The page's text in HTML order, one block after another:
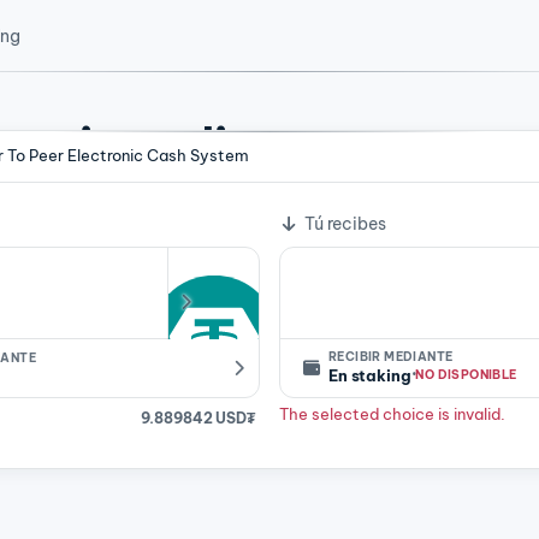
cripto directamente
Peer Electronic Cash System
9.889842 USD₮
Tú recibes
RECIBIR MEDIANTE
En staking·NO DISPONIBLE
The selected choice is invalid.